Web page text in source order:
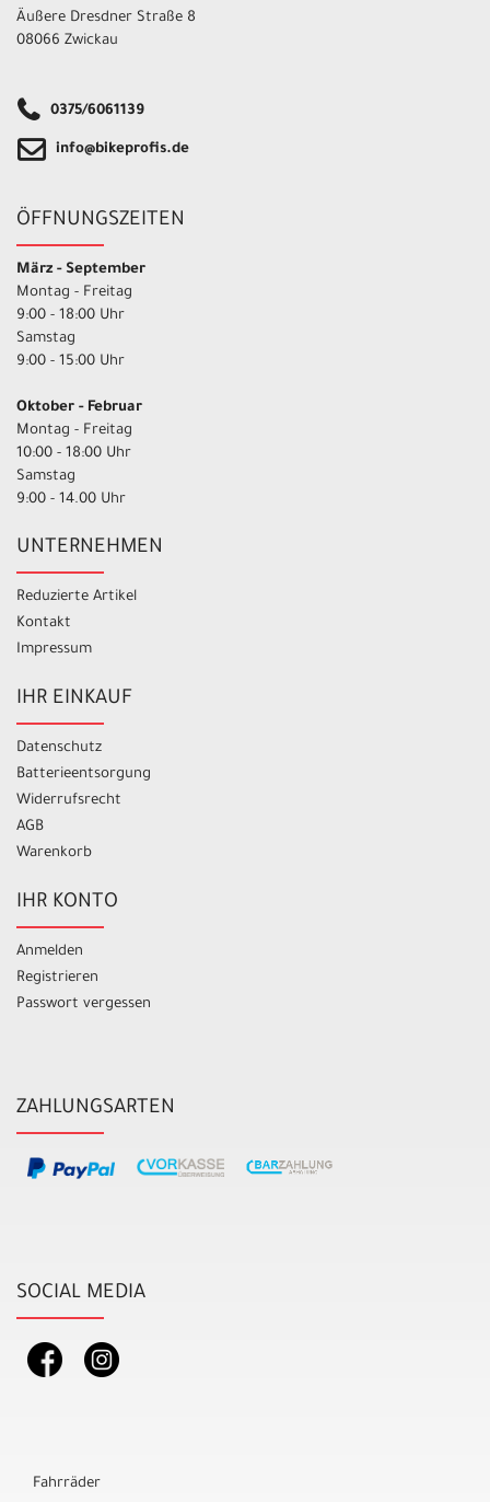
Äußere Dresdner Straße 8
08066 Zwickau
0375/6061139
info@bikeprofis.de
ÖFFNUNGSZEITEN
März - September
Montag - Freitag
9:00 - 18:00 Uhr
Samstag
9:00 - 15:00 Uhr
Oktober - Februar
Montag - Freitag
10:00 - 18:00 Uhr
Samstag
9:00 - 14.00 Uhr
UNTERNEHMEN
Reduzierte Artikel
Kontakt
Impressum
IHR EINKAUF
Datenschutz
Batterieentsorgung
Widerrufsrecht
AGB
Warenkorb
IHR KONTO
Anmelden
Registrieren
Passwort vergessen
ZAHLUNGSARTEN
SOCIAL MEDIA
Fahrräder